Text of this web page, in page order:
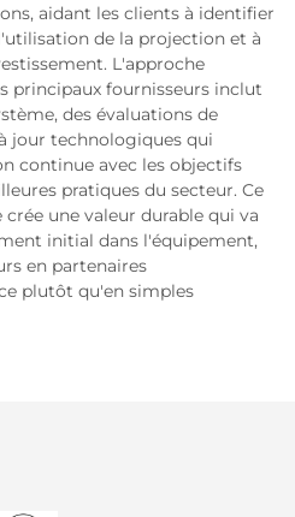
aidant les clients à identifier
de la projection et à
L'approche
principaux fournisseurs inclut
des évaluations de
jour technologiques qui
continue avec les objectifs
pratiques du secteur. Ce
une valeur durable qui va
initial dans l'équipement,
en partenaires
plutôt qu'en simples